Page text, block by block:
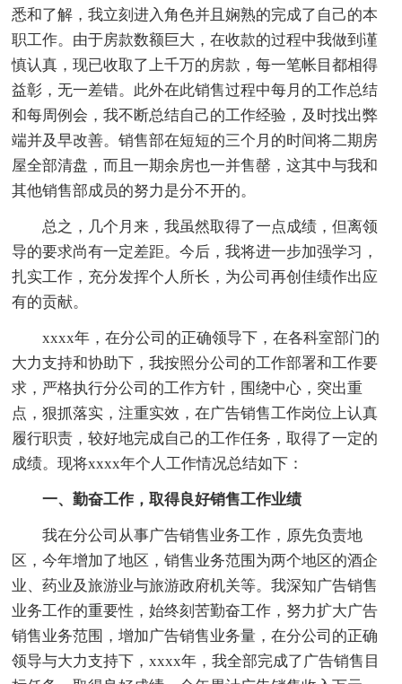
悉和了解，我立刻进入角色并且娴熟的完成了自己的本
职工作。由于房款数额巨大，在收款的过程中我做到谨
慎认真，现已收取了上千万的房款，每一笔帐目都相得
益彰，无一差错。此外在此销售过程中每月的工作总结
和每周例会，我不断总结自己的工作经验，及时找出弊
端并及早改善。销售部在短短的三个月的时间将二期房
屋全部清盘，而且一期余房也一并售罄，这其中与我和
其他销售部成员的努力是分不开的。
总之，几个月来，我虽然取得了一点成绩，但离领
导的要求尚有一定差距。今后，我将进一步加强学习，
扎实工作，充分发挥个人所长，为公司再创佳绩作出应
有的贡献。
xxxx年，在分公司的正确领导下，在各科室部门的
大力支持和协助下，我按照分公司的工作部署和工作要
求，严格执行分公司的工作方针，围绕中心，突出重
点，狠抓落实，注重实效，在广告销售工作岗位上认真
履行职责，较好地完成自己的工作任务，取得了一定的
成绩。现将xxxx年个人工作情况总结如下：
一、勤奋工作，取得良好销售工作业绩
我在分公司从事广告销售业务工作，原先负责地
区，今年增加了地区，销售业务范围为两个地区的酒企
业、药业及旅游业与旅游政府机关等。我深知广告销售
业务工作的重要性，始终刻苦勤奋工作，努力扩大广告
销售业务范围，增加广告销售业务量，在分公司的正确
领导与大力支持下，xxxx年，我全部完成了广告销售目